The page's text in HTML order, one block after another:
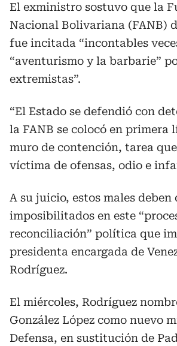
El exministro sostuvo que la
Nacional Bolivariana (FANB)
fue incitada “incontables
“aventurismo y la barbarie”
extremistas”.
“El Estado se defendió con
la FANB se colocó en primera
muro de contención, tarea
víctima de ofensas, odio e
A su juicio, estos males deben
imposibilitados en este
reconciliación” política que
presidenta encargada de
Rodríguez.
El miércoles, Rodríguez
González López como nuevo
Defensa, en sustitución de